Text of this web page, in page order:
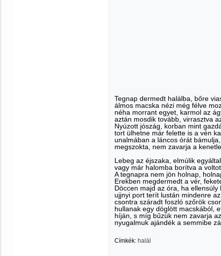
Tegnap dermedt halálba, bőre
álmos macska nézi még félve
néha morrant egyet, karmol az
aztán mosdik tovább, virrasztva
Nyúzott jószág, korban mint
tort ülhetne már felette is a vén
unalmában a láncos órát bámulja,
megszokta, nem zavarja a
Lebeg az éjszaka, elmúlik
vagy már halomba borítva a
A tegnapra nem jön holnap,
Erekben megdermedt a vér,
Döccen majd az óra, ha ellensúly
ujjnyi port terít lustán mindenre
csontra száradt foszló szőrök
hullanak egy döglött macskából,
híján, s míg bűzük nem zavarja
nyugalmuk ajándék a semmibe
Címkék: halál